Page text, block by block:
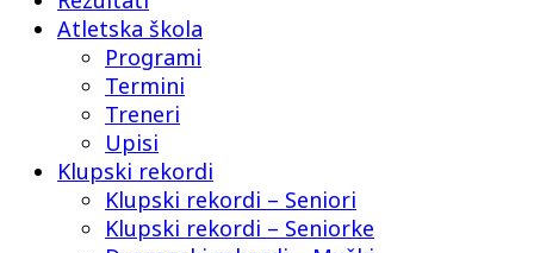
Atletska škola
Programi
Termini
Treneri
Upisi
Klupski rekordi
Klupski rekordi – Seniori
Klupski rekordi – Seniorke